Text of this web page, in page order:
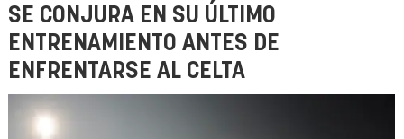
SE CONJURA EN SU ÚLTIMO
ENTRENAMIENTO ANTES DE
ENFRENTARSE AL CELTA